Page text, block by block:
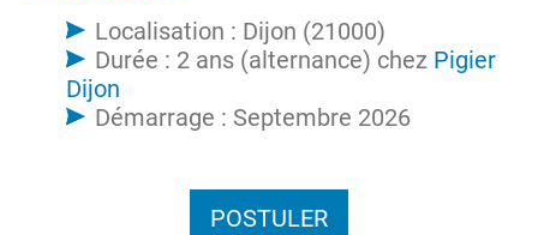
Localisation : Dijon (21000)
Durée : 2 ans (alternance) chez Pigier
Dijon
Démarrage : Septembre 2026
POSTULER